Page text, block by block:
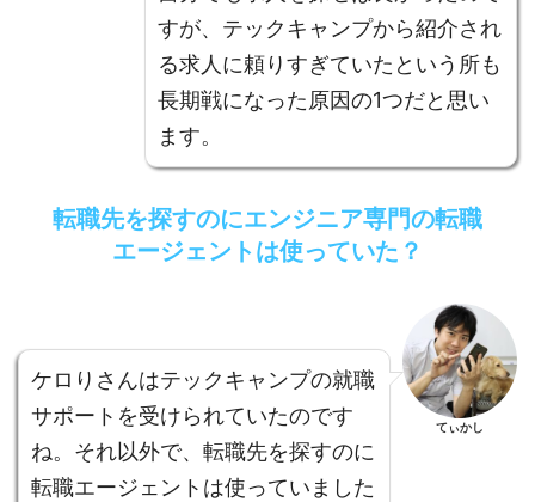
すが、テックキャンプから紹介され
る求人に頼りすぎていたという所も
長期戦になった原因の1つだと思い
ます。
転職先を探すのにエンジニア専門の転職
エージェントは使っていた？
ケロりさんはテックキャンプの就職
サポートを受けられていたのです
ね。それ以外で、転職先を探すのに
転職エージェントは使っていました
てぃかし